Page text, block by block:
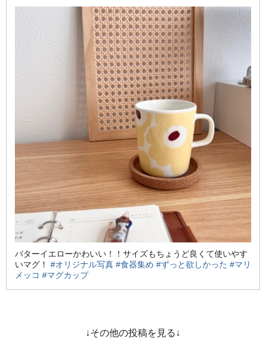
バターイエローかわいい！！サイズもちょうど良くて使いやす
いマグ！ #オリジナル写真 #食器集め #ずっと欲しかった #マリ
メッコ #マグカップ
↓その他の投稿を見る↓